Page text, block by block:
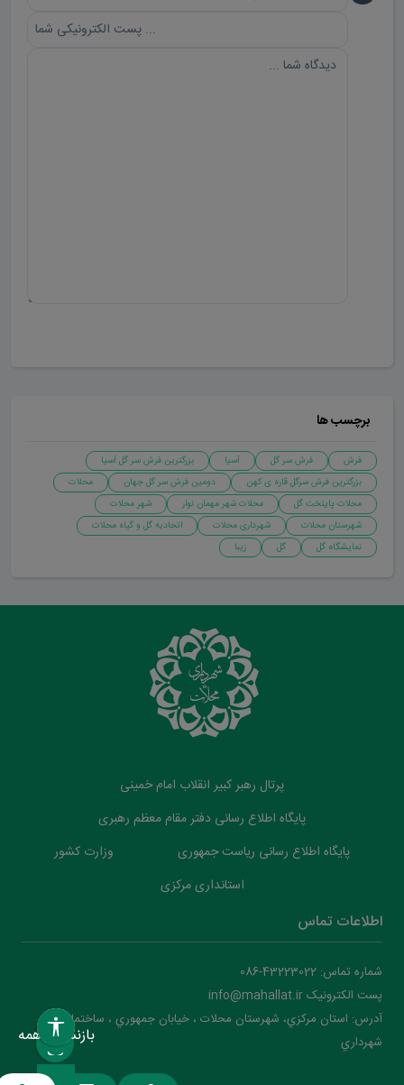
برچسب ها
فرش فرش سر گل آسیا
بزرگترین فرش سر گل آسیا
بزرگترین فرش سرگل قاره ی کهن
دومین فرش سر گل جهان
محلات
محلات پایتخت گل
محلات شهر مهمان نوار
شهر محلات
شهرستان محلات
شهرداری محلات
اتحادیه گل و گیاه محلات
نمایشگاه گل
گل زیبا
پرتال رهبر کبیر انقلاب امام خمینی
پایگاه اطلاع رسانی دفتر مقام معظم رهبری
پایگاه اطلاع رسانی ریاست جمهوری
وزارت کشور
استانداری مرکزی
اطلاعات تماس
شماره تماس: 43223022-086
پست الکترونیک info@mahallat.ir
آدرس: استان مرکزي، شهرستان محلات ‌‌‌، خيابان جمهوري ، ساختمان
شهرداري
بازنشانی همه